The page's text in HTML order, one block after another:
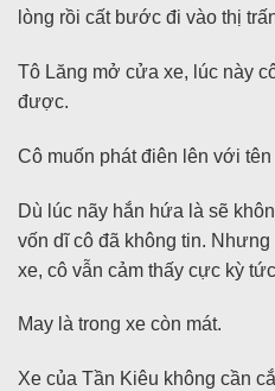
lòng rồi cất bước đi vào thị
Tô Lăng mở cửa xe, lúc này
được.
Cô muốn phát điên lên với tên
Dù lúc nãy hắn hứa là sẽ
vốn dĩ cô đã không tin.
xe, cô vẫn cảm thấy cực kỳ
May là trong xe còn mát.
Xe của Tần Kiêu không cần